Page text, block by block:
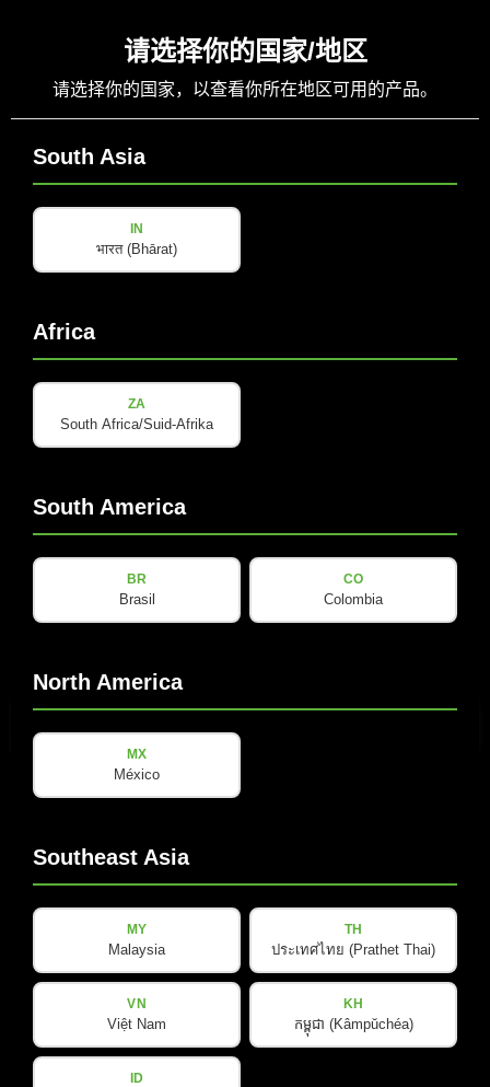
Load 3D Model
Augmented Reality.
AR (Augmented Reality). Sieh dir das 3D-Modell an und
finde heraus, wie es perfekt in dein Setup passt.
Zurück zur Startseite
电子邮件 (Required)
(Required)
产品
请选择你的国家/地区
请选择你的国家，以查看你所在地区可用的产品。
South Asia
IN
भारत (Bhārat)
Africa
ZA
South Africa/Suid-Afrika
South America
BR
Brasil
CO
Colombia
North America
MX
México
Southeast Asia
MY
Malaysia
TH
ประเทศไทย (Prathet Thai)
VN
Việt Nam
KH
កម្ពុជា (Kâmpŭchéa)
ID